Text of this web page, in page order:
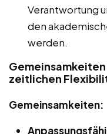
Verantwortung
den
werden.
zeitlichen
Gemeinsamkeiten: